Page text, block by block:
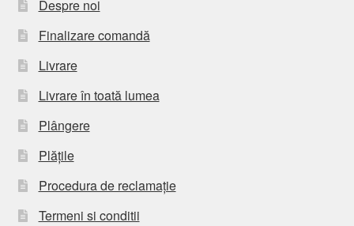
Despre noi
Finalizare comandă
Livrare
Livrare în toată lumea
Plângere
Plățile
Procedura de reclamație
Termeni si conditii